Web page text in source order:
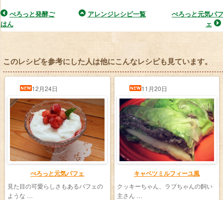
ぺろっと発酵ご
はん
アレンジレシピ一覧
ぺろっと元気パフ
ェ
このレシピを参考にした人は他にこんなレシピも見ています。
12月24日
ぺろっと元気パフェ
見た目の可愛らしさもあるパフェの
ような …
11月20日
キャベツミルフィーユ風
クッキーちゃん、ラブちゃんの飼い
主さん …